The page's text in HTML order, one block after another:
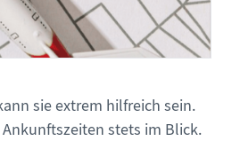
sie extrem hilfreich sein.
stets im Blick.